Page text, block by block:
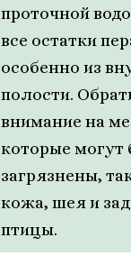
проточной
все остатки
особенно из
полости.
внимание на
которые могут
загрязнены,
кожа, шея и
птицы.